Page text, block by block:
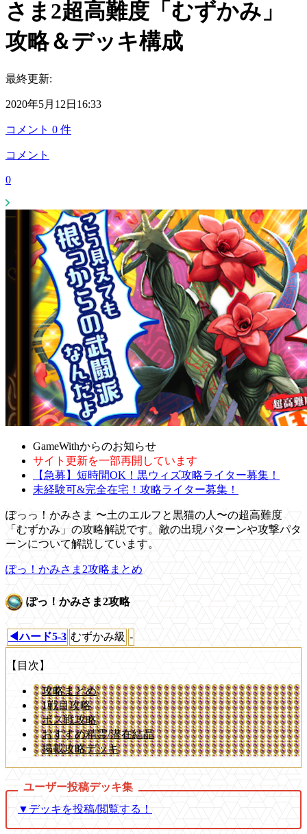
さま2超高難度「むずかみ」
攻略＆デッキ構成
最終更新:
2020年5月12日16:33
コメント 0 件
コメント
0
GameWithからのお知らせ
サイト更新を一部再開しています
【急募】短時間OK！黒ウィズ攻略ライター募集！
未経験可&完全在宅！攻略ライター募集！
ぽっっ！かみさま 〜土のエルフと黒猫の人〜の超高難度
「むずかみ」の攻略解説です。敵の出現パターンや攻撃パタ
ーンについて解説しています。
ぽっ！かみさま2攻略まとめ
ぽっ！かみさま2攻略
◀ハード5-3 むずかみ級 -
【目次】
攻略まとめ
1戦目攻略
ボス戦攻略
おすすめ精霊/潜在結晶
掲載攻略デッキ
▼デッキを投稿/閲覧する！